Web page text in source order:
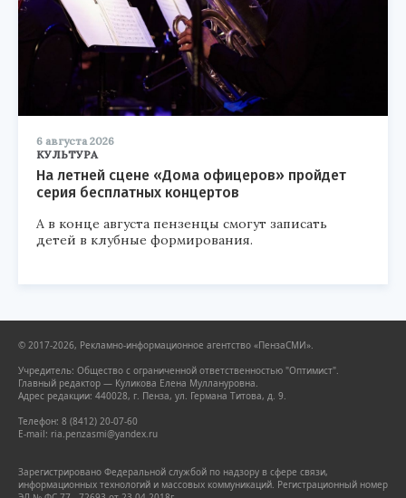
6 августа 2026
КУЛЬТУРА
На летней сцене «Дома офицеров» пройдет
серия бесплатных концертов
А в конце августа пензенцы смогут записать
детей в клубные формирования.
© 2017-2026, Рекламно-информационное агентство «ПензаСМИ».
Учредитель: Общество с ограниченной ответственностью "Оптимист".
Главный редактор — Куликова Елена Муллануровна.
Адрес редакции: 440028, г. Пенза, ул. Германа Титова, д. 9.
Телефон: 8 (8412) 20-07-60
E-mail: ria.penzasmi@yandex.ru
Зарегистрировано Федеральной службой по надзору в сфере связи,
информационных технологий и массовых коммуникаций. Регистрационный номер